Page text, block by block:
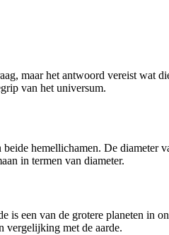
maar het antwoord vereist wat
van het universum.
hemellichamen. De diameter
in termen van diameter.
een van de grotere planeten in
vergelijking met de aarde.